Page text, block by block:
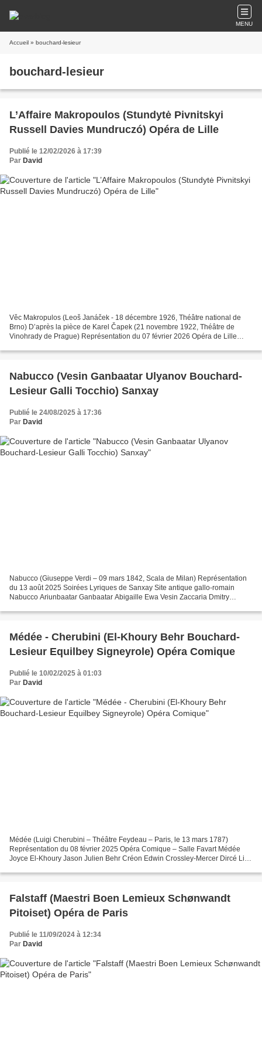
MENU
Accueil » bouchard-lesieur
bouchard-lesieur
L’Affaire Makropoulos (Stundytė Pivnitskyi
Russell Davies Mundruczó) Opéra de Lille
Publié le 12/02/2026 à 17:39
Par David
Věc Makropulos (Leoš Janáček - 18 décembre 1926, Théâtre national de
Brno) D’après la pièce de Karel Čapek (21 novembre 1922, Théâtre de
Vinohrady de Prague) Représentation du 07 février 2026 Opéra de Lille
Nabucco (Vesin Ganbaatar Ulyanov Bouchard-
Lesieur Galli Tocchio) Sanxay
Publié le 24/08/2025 à 17:36
Par David
Nabucco (Giuseppe Verdi – 09 mars 1842, Scala de Milan) Représentation
du 13 août 2025 Soirées Lyriques de Sanxay Site antique gallo-romain
Nabucco Ariunbaatar Ganbaatar Abigaille Ewa Vesin Zaccaria Dmitry
Médée - Cherubini (El-Khoury Behr Bouchard-
Lesieur Equilbey Signeyrole) Opéra Comique
Publié le 10/02/2025 à 01:03
Par David
Médée (Luigi Cherubini – Théâtre Feydeau – Paris, le 13 mars 1787)
Représentation du 08 février 2025 Opéra Comique – Salle Favart Médée
Joyce El-Khoury Jason Julien Behr Créon Edwin Crossley-Mercer Dircé Lila
Falstaff (Maestri Boen Lemieux Schønwandt
Pitoiset) Opéra de Paris
Publié le 11/09/2024 à 12:34
Par David